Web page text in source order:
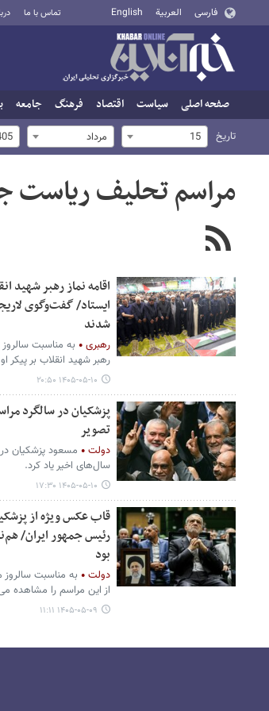
فارسی العربية English تماس با ما
صفحه اصلی سیاست اقتصاد فرهنگ جامعه
تاریخ 15 مرداد
مراسم تحلیف ریاست
اقامه نماز رهبر شهید
ایستاد/ گفت‌وگوی
شدند
رهبری
به مناسبت
رهبر شهید انقلاب بر پیکر
۱۴۰۵-۰۵-۱۰ ۲۰:۵۰
پزشکیان در سالگرد
تصویر
دولت
مسعود پزشکیان
سال‌های اخیر یاد کرد.
۱۴۰۵-۰۵-۱۰ ۱۷:۳۰
قاب‌ عکس ویژه از
رئیس جمهور ایران/
بود
دولت
به مناسبت
از این مراسم را مشاهده
۱۴۰۵-۰۵-۰۹ ۱۱:۱۱